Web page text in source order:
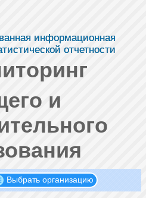
информационная
отчетности
и
Выбрать организацию